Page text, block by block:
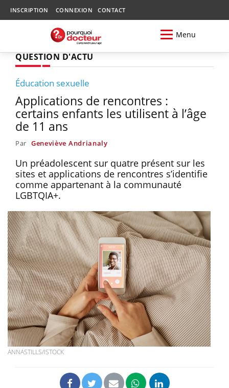
INSCRIPTION CONNEXION CONTACT
Menu
QUESTION D'ACTU
Éducation sexuelle
Applications de rencontres :
certains enfants les utilisent à l’âge
de 11 ans
Par Geneviève Andrianaly
Un préadolescent sur quatre présent sur les
sites et applications de rencontres s’identifie
comme appartenant à la communauté
LGBTQIA+.
ANNASTILLS/ISTOCK